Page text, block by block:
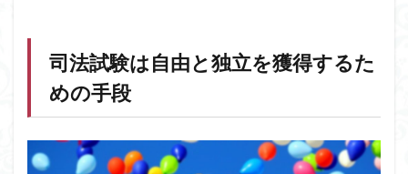
司法試験は自由と独立を獲得するた
めの手段